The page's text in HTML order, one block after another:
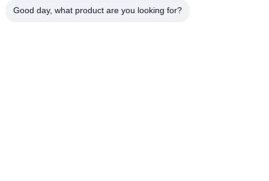
डाउनलोड करना
Good day, what product are you looking for?